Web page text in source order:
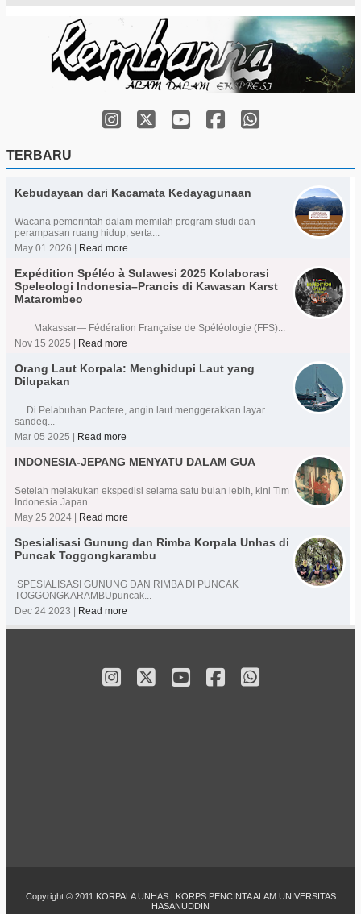
TERBARU
Kebudayaan dari Kacamata Kedayagunaan
Wacana pemerintah dalam memilah program studi dan
perampasan ruang hidup, serta...
May 01 2026 | Read more
Expédition Spéléo à Sulawesi 2025 Kolaborasi
Speleologi Indonesia–Prancis di Kawasan Karst
Matarombeo
Makassar— Fédération Française de Spéléologie (FFS)...
Nov 15 2025 | Read more
Orang Laut Korpala: Menghidupi Laut yang
Dilupakan
Di Pelabuhan Paotere, angin laut menggerakkan layar
sandeq...
Mar 05 2025 | Read more
INDONESIA-JEPANG MENYATU DALAM GUA
Setelah melakukan ekspedisi selama satu bulan lebih, kini Tim
Indonesia Japan...
May 25 2024 | Read more
Spesialisasi Gunung dan Rimba Korpala Unhas di
Puncak Toggongkarambu
SPESIALISASI GUNUNG DAN RIMBA DI PUNCAK
TOGGONGKARAMBUpuncak...
Dec 24 2023 | Read more
Copyright © 2011 KORPALA UNHAS | KORPS PENCINTA ALAM UNIVERSITAS
HASANUDDIN